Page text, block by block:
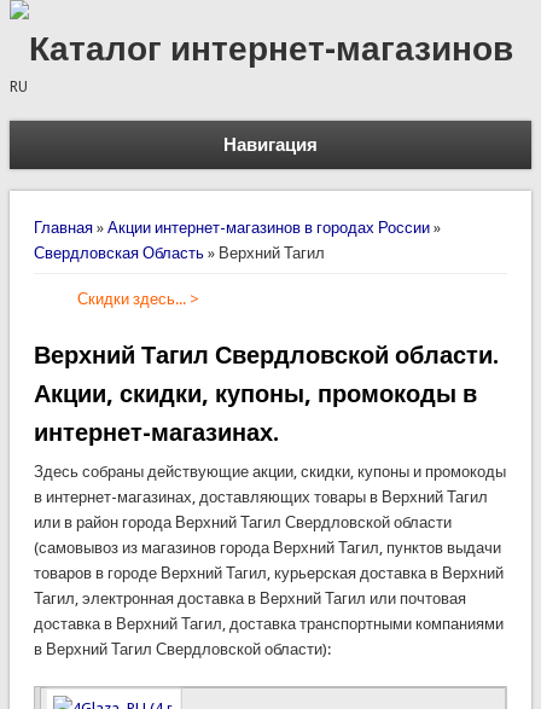
Каталог интернет-магазинов
RU
Навигация
Вы здесь
Главная » Акции интернет-магазинов в городах России »
Свердловская Область » Верхний Тагил
Скидки здесь... >
Верхний Тагил Свердловской области.
Акции, скидки, купоны, промокоды в
интернет-магазинах.
Здесь собраны действующие акции, скидки, купоны и промокоды
в интернет-магазинах, доставляющих товары в Верхний Тагил
или в район города Верхний Тагил Свердловской области
(самовывоз из магазинов города Верхний Тагил, пунктов выдачи
товаров в городе Верхний Тагил, курьерская доставка в Верхний
Тагил, электронная доставка в Верхний Тагил или почтовая
доставка в Верхний Тагил, доставка транспортными компаниями
в Верхний Тагил Свердловской области):